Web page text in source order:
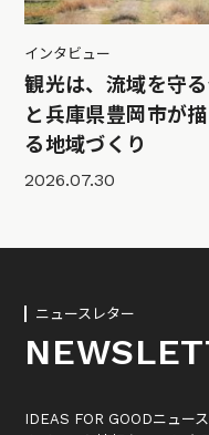
インタビュー
観光は、流域を守
と兵庫県豊岡市が
る地域づくり
2026.07.30
ニュースレター
IDEAS FOR GOODニュー